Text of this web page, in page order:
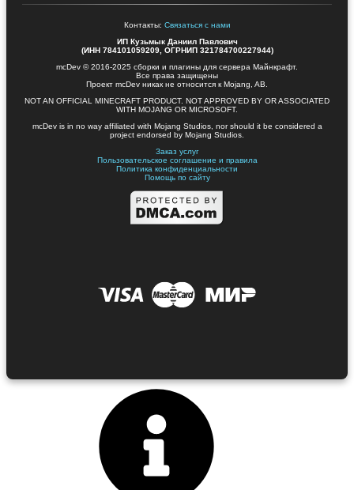
Контакты: Связаться с нами
ИП Кузьмык Даниил Павлович
(ИНН 784101059209, ОГРНИП 321784700227944)
mcDev © 2016-2025 сборки и плагины для сервера Майнкрафт.
Все права защищены
Проект mcDev никак не относится к Mojang, AB.
NOT AN OFFICIAL MINECRAFT PRODUCT. NOT APPROVED BY OR ASSOCIATED
WITH MOJANG OR MICROSOFT.
mcDev is in no way affiliated with Mojang Studios, nor should it be considered a
project endorsed by Mojang Studios.
Заказ услуг
Пользовательское соглашение и правила
Политика конфиденциальности
Помощь по сайту